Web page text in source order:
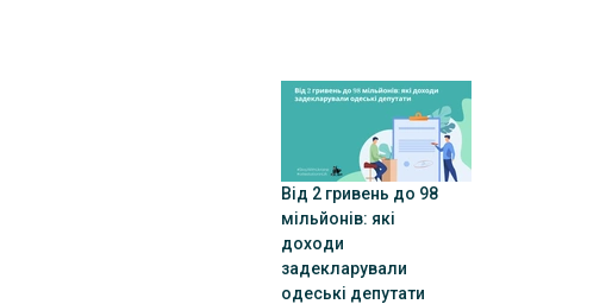
Від 2 гривень до 98
мільйонів: які
доходи
задекларували
одеські депутати